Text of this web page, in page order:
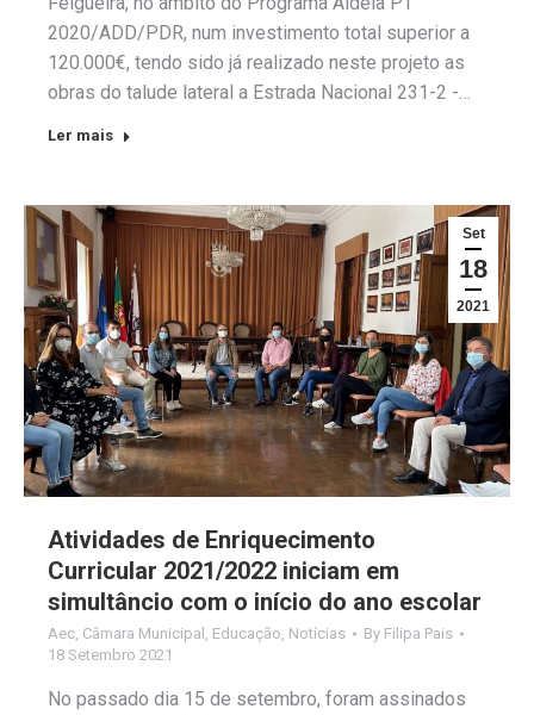
2020/ADD/PDR, num investimento total superior a
120.000€, tendo sido já realizado neste projeto as
obras do talude lateral a Estrada Nacional 231-2 -…
Ler mais
Set
18
2021
Atividades de Enriquecimento
Curricular 2021/2022 iniciam em
simultâncio com o início do ano escolar
Aec Câmara Municipal Educação Notícias By Filipa Pais
18 Setembro 2021
No passado dia 15 de setembro, foram assinados